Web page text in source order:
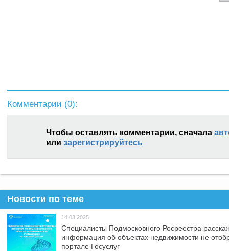
Комментарии (0):
Чтобы оставлять комментарии, сначала
или зарегистрируйтесь
Новости по теме
14.03.2025
Специалисты Подмосковного Росреестра
информация об объектах недвижимости не
портале Госуслуг